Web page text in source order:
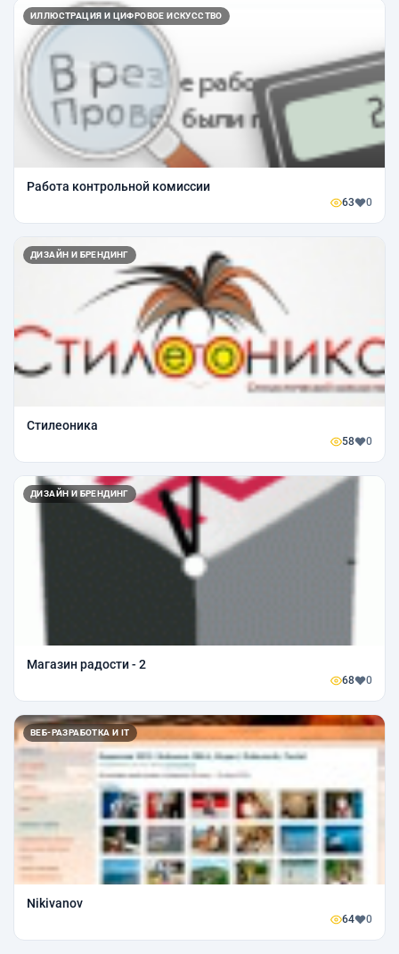
ИЛЛЮСТРАЦИЯ И ЦИФРОВОЕ ИСКУССТВО
Работа контрольной комиссии
63 0
ДИЗАЙН И БРЕНДИНГ
Стилеоника
58 0
ДИЗАЙН И БРЕНДИНГ
Магазин радости - 2
68 0
ВЕБ-РАЗРАБОТКА И IT
Nikivanov
64 0